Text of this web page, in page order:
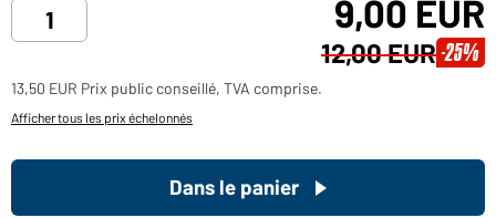
9,00 EUR
12,00 EUR -25%
13,50 EUR Prix public conseillé, TVA comprise.
Afficher tous les prix échelonnés
Dans le panier